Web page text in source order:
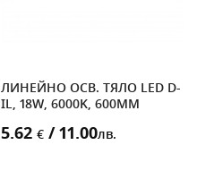
ЛИНЕЙНО ОСВ. ТЯЛО LED D-
IL, 18W, 6000K, 600MM
5.62 € / 11.00лв.